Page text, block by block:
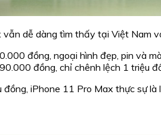
dễ dàng tìm thấy tại Việt Nam
đồng, ngoại hình đẹp, pin và
đồng, chỉ chênh lệch 1 triệu
iPhone 11 Pro Max thực sự